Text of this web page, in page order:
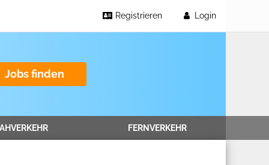
Login
Registrieren
Jobs finden
FERNVERKEHR